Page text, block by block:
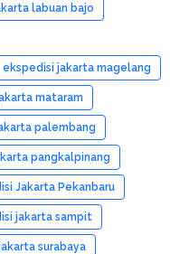
labuan bajo
ekspedisi jakarta magelang
mataram
palembang
pangkalpinang
Jakarta Pekanbaru
jakarta sampit
surabaya